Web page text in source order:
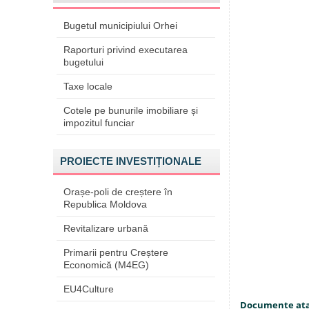
Bugetul municipiului Orhei
Raporturi privind executarea
bugetului
Taxe locale
Cotele pe bunurile imobiliare și
impozitul funciar
PROIECTE INVESTIȚIONALE
Orașe-poli de creștere în
Republica Moldova
Revitalizare urbană
Primarii pentru Creștere
Economică (M4EG)
EU4Culture
Documente